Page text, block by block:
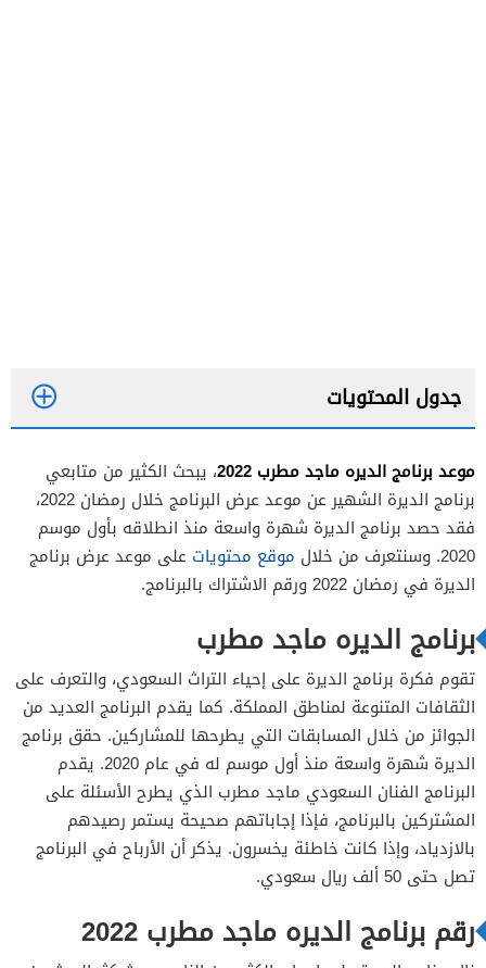
جدول المحتويات
موعد برنامج الديره ماجد مطرب 2022
، يبحث الكثير من متابعي
برنامج الديرة الشهير عن موعد عرض البرنامج خلال رمضان 2022،
فقد حصد برنامج الديرة شهرة واسعة منذ انطلاقه بأول موسم
2020. وسنتعرف من خلال
موقع محتويات على موعد عرض برنامج
الديرة في رمضان 2022 ورقم الاشتراك بالبرنامج.
برنامج الديره ماجد مطرب
تقوم فكرة برنامج الديرة على إحياء التراث السعودي، والتعرف على
الثقافات المتنوعة لمناطق المملكة. كما يقدم البرنامج العديد من
الجوائز من خلال المسابقات التي يطرحها للمشاركين. حقق برنامج
الديرة شهرة واسعة منذ أول موسم له في عام 2020. يقدم
البرنامج الفنان السعودي ماجد مطرب الذي يطرح الأسئلة على
المشتركين بالبرنامج، فإذا إجاباتهم صحيحة يستمر رصيدهم
بالازدياد، وإذا كانت خاطئة يخسرون. يذكر أن الأرباح في البرنامج
تصل حتى 50 ألف ريال سعودي.
رقم برنامج الديره ماجد مطرب 2022